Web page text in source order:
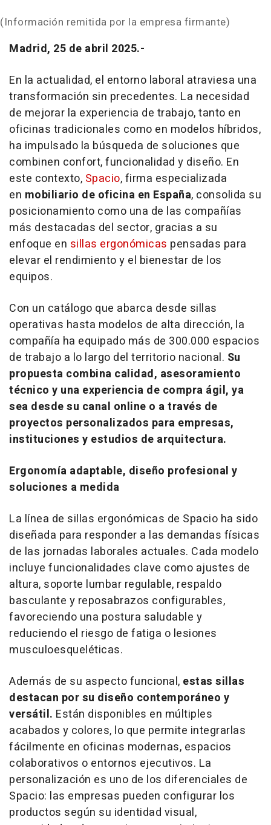
(Información remitida por la empresa firmante)
Madrid, 25 de abril 2025.-
En la actualidad, el entorno laboral atraviesa una
transformación sin precedentes. La necesidad
de mejorar la experiencia de trabajo, tanto en
oficinas tradicionales como en modelos híbridos,
ha impulsado la búsqueda de soluciones que
combinen confort, funcionalidad y diseño. En
este contexto, Spacio, firma especializada
en mobiliario de oficina en España, consolida su
posicionamiento como una de las compañías
más destacadas del sector, gracias a su
enfoque en sillas ergonómicas pensadas para
elevar el rendimiento y el bienestar de los
equipos.
Con un catálogo que abarca desde sillas
operativas hasta modelos de alta dirección, la
compañía ha equipado más de 300.000 espacios
de trabajo a lo largo del territorio nacional. Su
propuesta combina calidad, asesoramiento
técnico y una experiencia de compra ágil, ya
sea desde su canal online o a través de
proyectos personalizados para empresas,
instituciones y estudios de arquitectura.
Ergonomía adaptable, diseño profesional y
soluciones a medida
La línea de sillas ergonómicas de Spacio ha sido
diseñada para responder a las demandas físicas
de las jornadas laborales actuales. Cada modelo
incluye funcionalidades clave como ajustes de
altura, soporte lumbar regulable, respaldo
basculante y reposabrazos configurables,
favoreciendo una postura saludable y
reduciendo el riesgo de fatiga o lesiones
musculoesqueléticas.
Además de su aspecto funcional, estas sillas
destacan por su diseño contemporáneo y
versátil. Están disponibles en múltiples
acabados y colores, lo que permite integrarlas
fácilmente en oficinas modernas, espacios
colaborativos o entornos ejecutivos. La
personalización es uno de los diferenciales de
Spacio: las empresas pueden configurar los
productos según su identidad visual,